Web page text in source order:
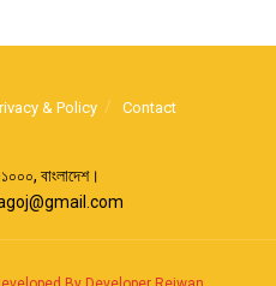
& Policy Contact
বাংলাদেশ।